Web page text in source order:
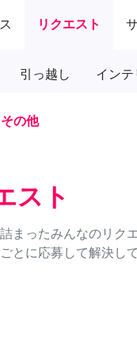
リクエスト
引っ越し インテ
その他
スト
まったみんなのリク
とに応募して解決し